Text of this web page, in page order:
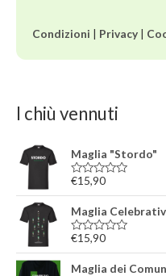
Condizioni | Privacy |
I chiù vennuti
Maglia "Stordo"
V
a
u
t
a
o
0
€15,90
Maglia
V
a
u
€15,90
Maglia dei